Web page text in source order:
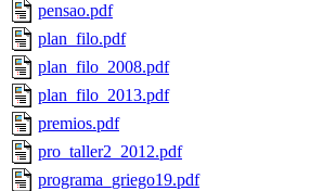
pensao.pdf
plan_filo.pdf
plan_filo_2008.pdf
plan_filo_2013.pdf
premios.pdf
pro_taller2_2012.pdf
programa_griego19.pdf